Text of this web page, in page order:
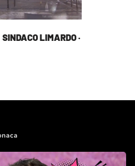
SINDACO LIMARDO ·